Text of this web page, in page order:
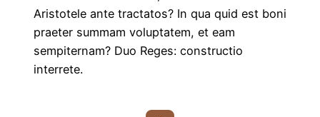
Aristotele ante tractatos? In qua quid est boni
praeter summam voluptatem, et eam
sempiternam? Duo Reges: constructio
interrete.